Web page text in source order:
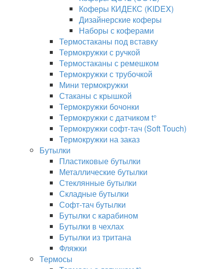
Коферы КИДЕКС (KIDEX)
Дизайнерские коферы
Наборы с коферами
Термостаканы под вставку
Термокружки с ручкой
Термостаканы с ремешком
Термокружки с трубочкой
Мини термокружки
Стаканы с крышкой
Термокружки бочонки
Термокружки с датчиком t°
Термокружки софт-тач (Soft Touch)
Термокружки на заказ
Бутылки
Пластиковые бутылки
Металлические бутылки
Стеклянные бутылки
Складные бутылки
Софт-тач бутылки
Бутылки с карабином
Бутылки в чехлах
Бутылки из тритана
Фляжки
Термосы